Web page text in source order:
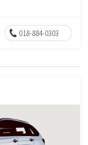
018-884-0303